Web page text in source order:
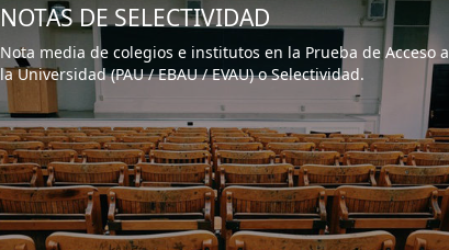
NOTAS DE SELECTIVIDAD
Nota media de colegios e institutos en la Prueba de Acceso a
la Universidad (PAU / EBAU / EVAU) o Selectividad.